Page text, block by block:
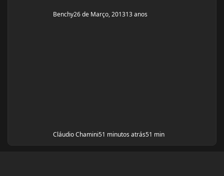
Benchy26 de Março, 201313 anos
Cláudio Chamini51 minutos atrás51 min